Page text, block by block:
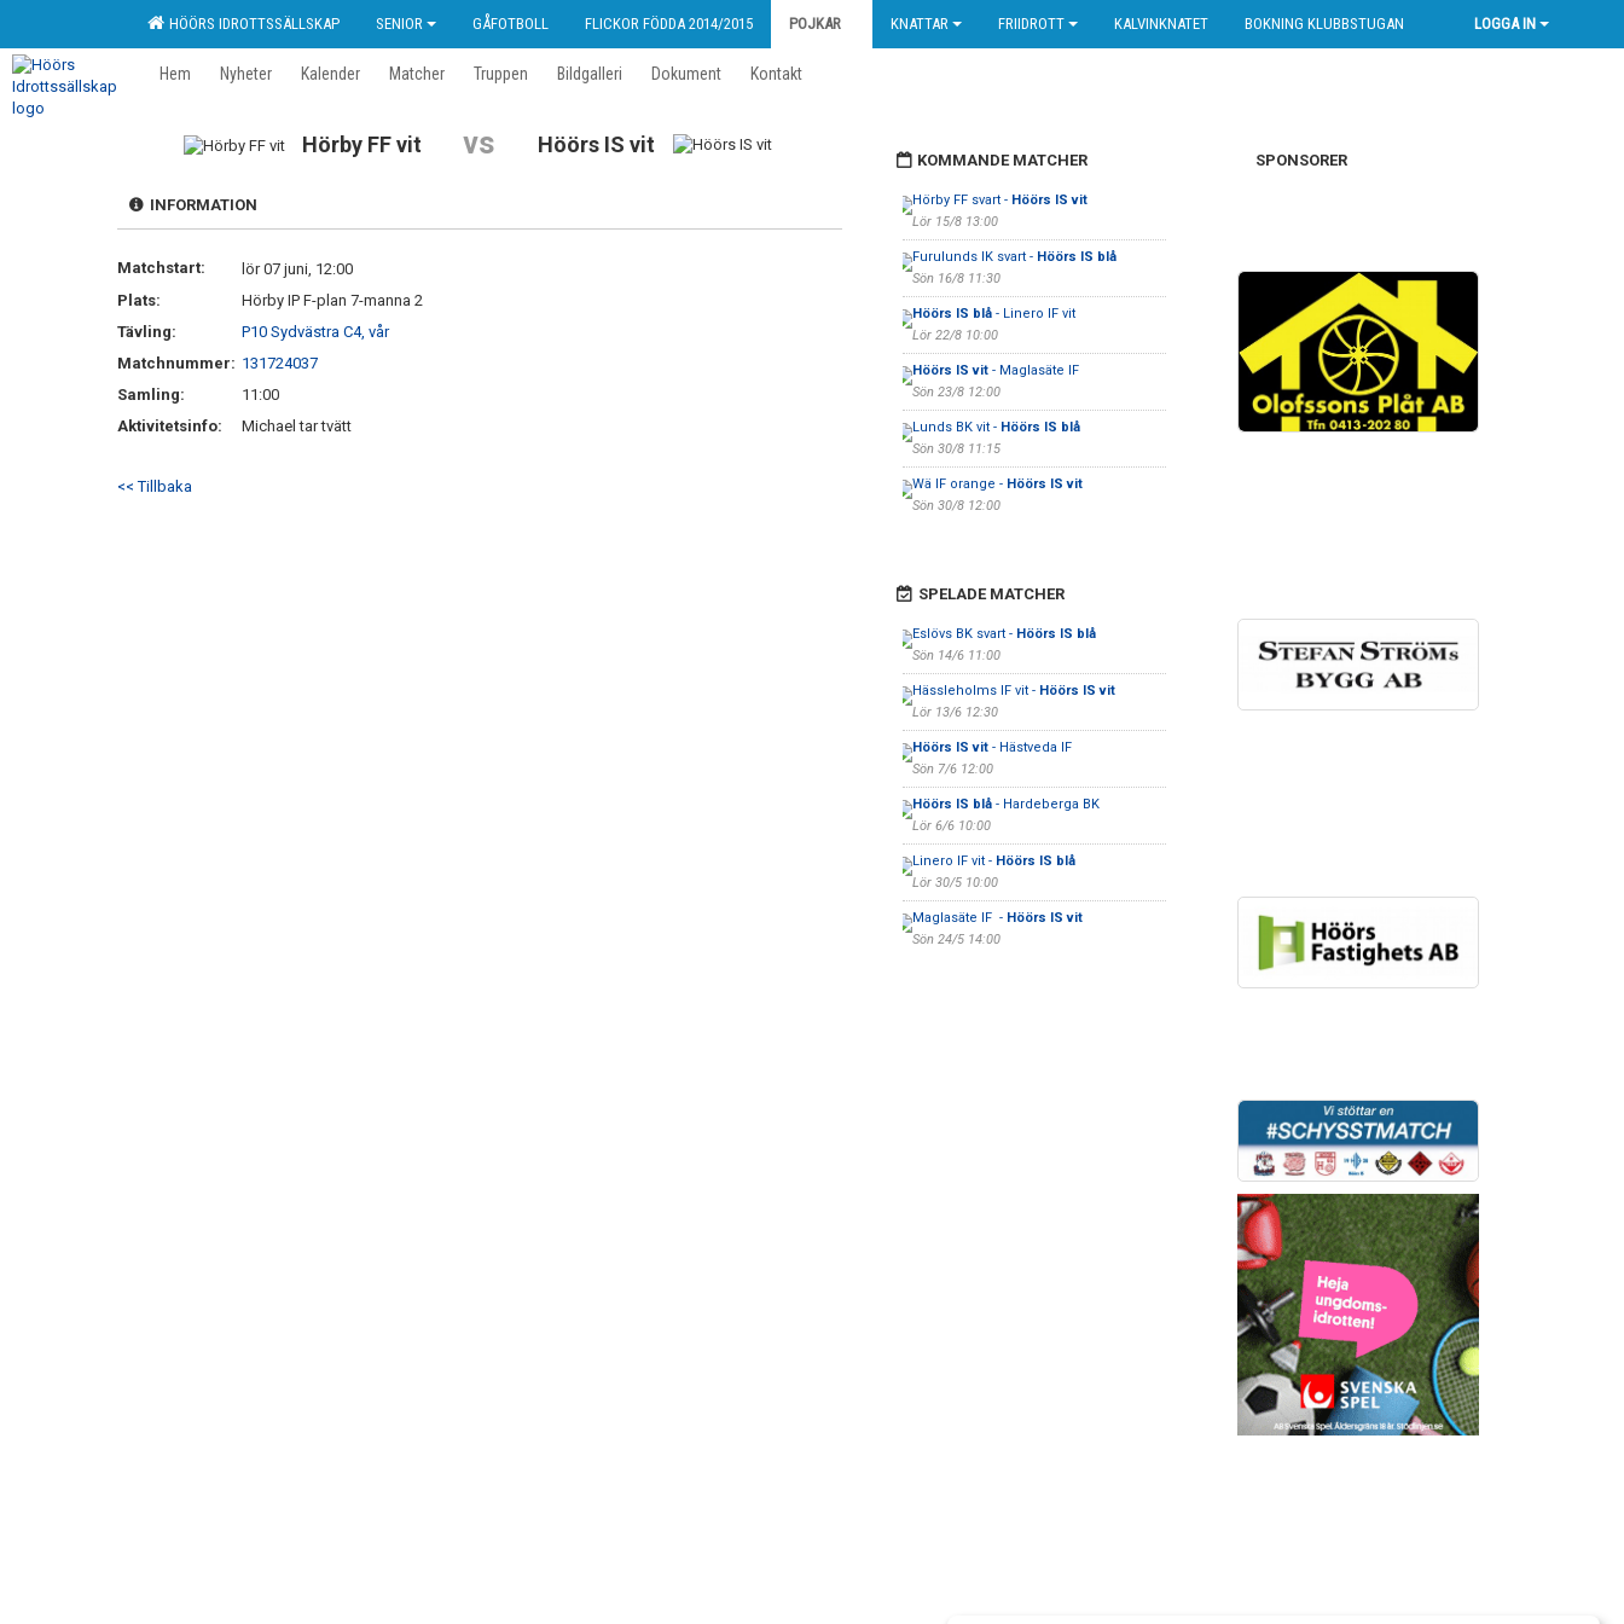
HÖÖRS IDROTTSSÄLLSKAP SENIOR GÅFOTBOLL FLICKOR FÖDDA 2014/2015 POJKAR KNATTAR FRIIDROTT KALVINKNATET BOKNING KLUBBSTUGAN LOGGA IN
Hem Nyheter Kalender Matcher Truppen Bildgalleri Dokument Kontakt
Hörby FF vit vs Höörs IS vit
INFORMATION
Matchstart:
lör 07 juni, 12:00
Plats:
Hörby IP F-plan 7-manna 2
Tävling:
P10 Sydvästra C4, vår
Matchnummer: 131724037
Samling:
11:00
Aktivitetsinfo:
Michael tar tvätt
<< Tillbaka
KOMMANDE MATCHER
Hörby FF svart - Höörs IS vit
Lör 15/8 13:00
Furulunds IK svart - Höörs IS blå
Sön 16/8 11:30
Höörs IS blå- Linero IF vit
Lör 22/8 10:00
Höörs IS vit- Maglasäte IF
Sön 23/8 12:00
Lunds BK vit - Höörs IS blå
Sön 30/8 11:15
Wä IF orange - Höörs IS vit
Sön 30/8 12:00
SPELADE MATCHER
Eslövs BK svart - Höörs IS blå
Sön 14/6 11:00
Hässleholms IF vit - Höörs IS vit
Lör 13/6 12:30
Höörs IS vit- Hästveda IF
Sön 7/6 12:00
Höörs IS blå- Hardeberga BK
Lör 6/6 10:00
Linero IF vit - Höörs IS blå
Lör 30/5 10:00
Maglasäte IF - Höörs IS vit
Sön 24/5 14:00
SPONSORER